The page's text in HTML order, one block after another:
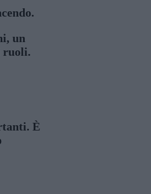
un
ruoli.
È